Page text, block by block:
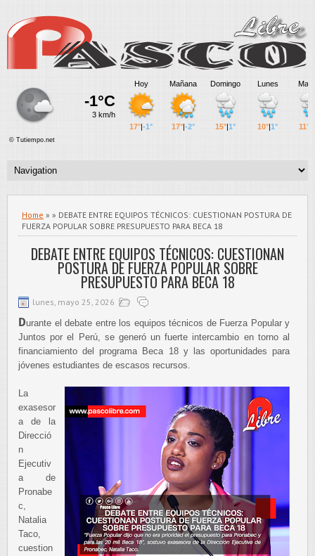
Home » » DEBATE ENTRE EQUIPOS TÉCNICOS: CUESTIONAN POSTURA DE
FUERZA POPULAR SOBRE PRESUPUESTO PARA BECA 18
DEBATE ENTRE EQUIPOS TÉCNICOS: CUESTIONAN
POSTURA DE FUERZA POPULAR SOBRE
PRESUPUESTO PARA BECA 18
lunes, mayo 25, 2026
Durante el debate entre los equipos técnicos de Fuerza Popular y
Juntos por el Perú, se generó un fuerte intercambio en torno al
financiamiento del programa Beca 18 y las oportunidades para
jóvenes estudiantes de escasos recursos.
La
exasesor
a de la
Direcció
n
Ejecutiv
a de
Pronabe
c,
Natalia
Taco,
cuestion